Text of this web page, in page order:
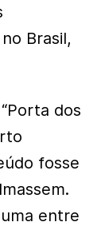
Brasil,
dos
fosse
entre